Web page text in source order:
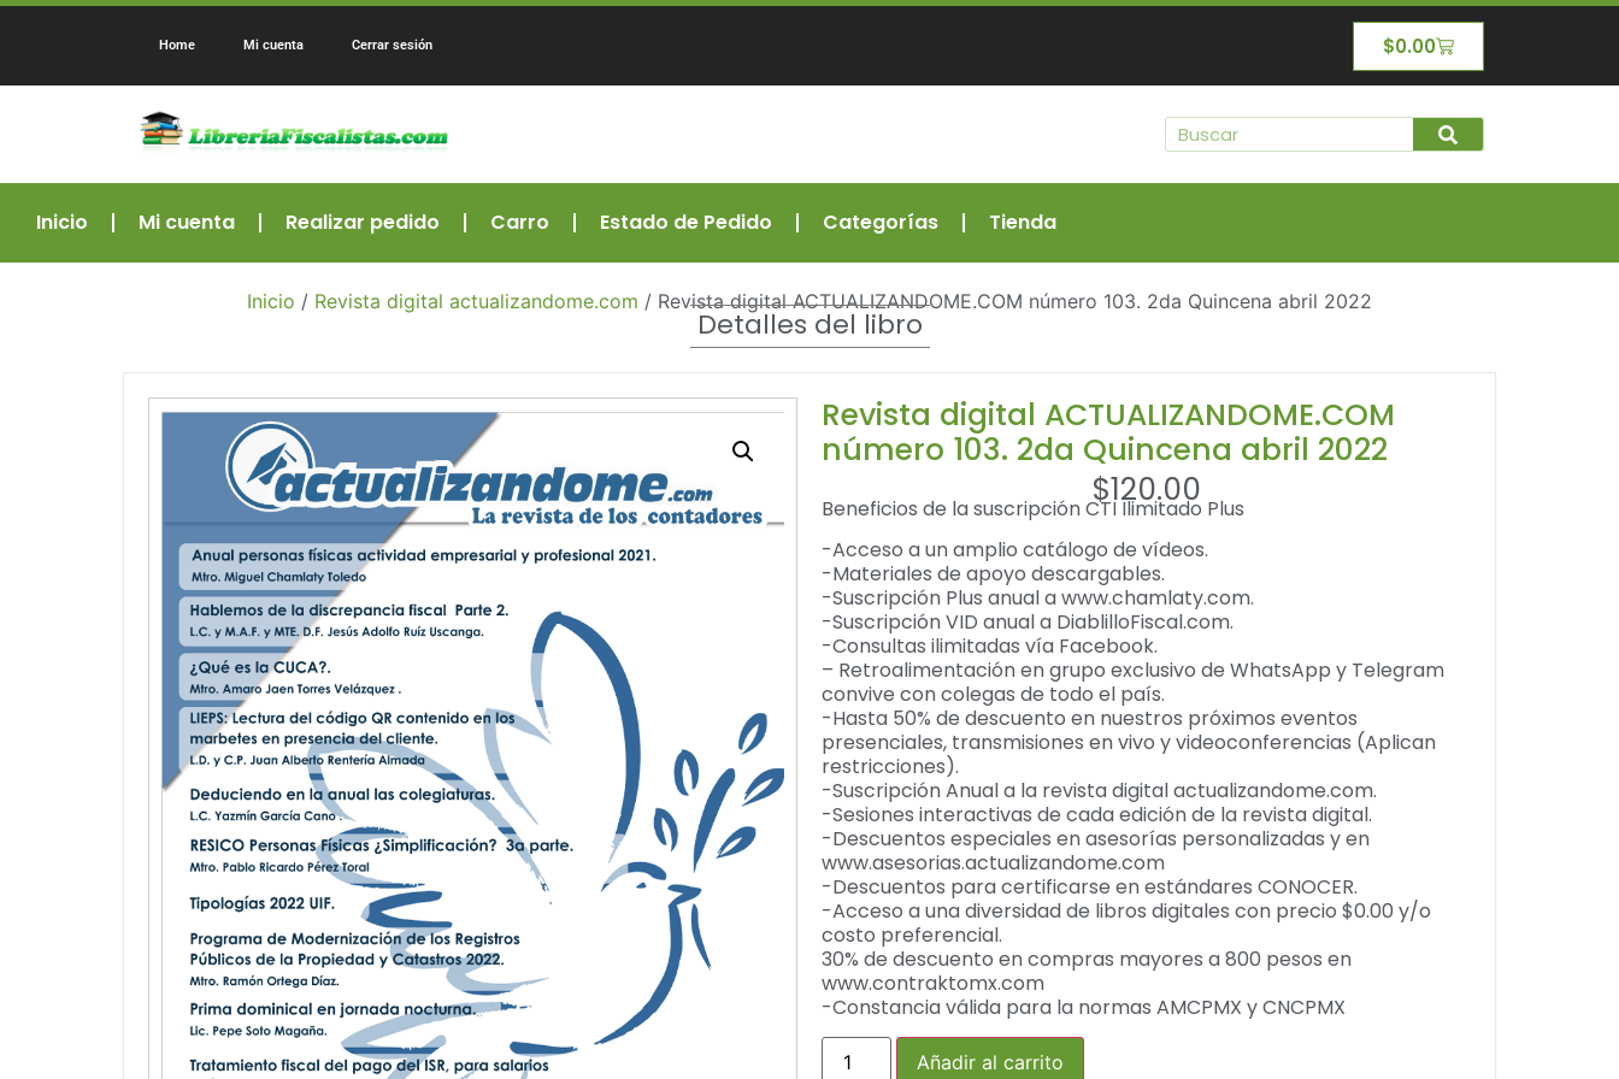
Home Mi cuenta Cerrar sesión $0.00
Inicio Mi cuenta Realizar pedido Carro Estado de Pedido Categorías Tienda
Inicio / Revista digital actualizandome.com / Revista digital ACTUALIZANDOME.COM número 103. 2da Quincena abril 2022
Detalles del libro
Revista digital ACTUALIZANDOME.COM
número 103. 2da Quincena abril 2022
$120.00
Beneficios de la suscripción CTI Ilimitado Plus
-Acceso a un amplio catálogo de vídeos.
-Materiales de apoyo descargables.
-Suscripción Plus anual a www.chamlaty.com.
-Suscripción VID anual a DiablilloFiscal.com.
-Consultas ilimitadas vía Facebook.
– Retroalimentación en grupo exclusivo de WhatsApp y Telegram
convive con colegas de todo el país.
-Hasta 50% de descuento en nuestros próximos eventos
presenciales, transmisiones en vivo y videoconferencias (Aplican
restricciones).
-Suscripción Anual a la revista digital actualizandome.com.
-Sesiones interactivas de cada edición de la revista digital.
-Descuentos especiales en asesorías personalizadas y en
www.asesorias.actualizandome.com
-Descuentos para certificarse en estándares CONOCER.
-Acceso a una diversidad de libros digitales con precio $0.00 y/o
costo preferencial.
30% de descuento en compras mayores a 800 pesos en
www.contraktomx.com
-Constancia válida para la normas AMCPMX y CNCPMX
Añadir al carrito